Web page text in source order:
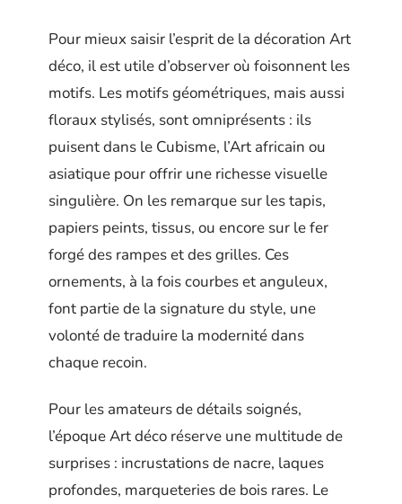
Pour mieux saisir l’esprit de la décoration Art
déco, il est utile d’observer où foisonnent les
motifs. Les motifs géométriques, mais aussi
floraux stylisés, sont omniprésents : ils
puisent dans le Cubisme, l’Art africain ou
asiatique pour offrir une richesse visuelle
singulière. On les remarque sur les tapis,
papiers peints, tissus, ou encore sur le fer
forgé des rampes et des grilles. Ces
ornements, à la fois courbes et anguleux,
font partie de la signature du style, une
volonté de traduire la modernité dans
chaque recoin.
Pour les amateurs de détails soignés,
l’époque Art déco réserve une multitude de
surprises : incrustations de nacre, laques
profondes, marqueteries de bois rares. Le